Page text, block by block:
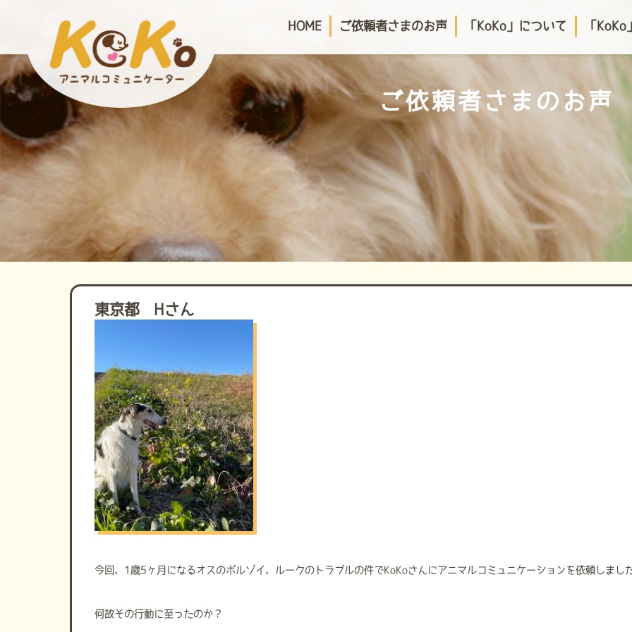
HOME ご依頼者さまのお声 「KoKo」について 「KoKo
ご依頼者さまのお声
東京都 Hさん
今回、1歳5ヶ月になるオスのボルゾイ、ルークのトラブルの件でKoKoさんにアニマルコミュニケーションを依頼しまし
何故その行動に至ったのか？